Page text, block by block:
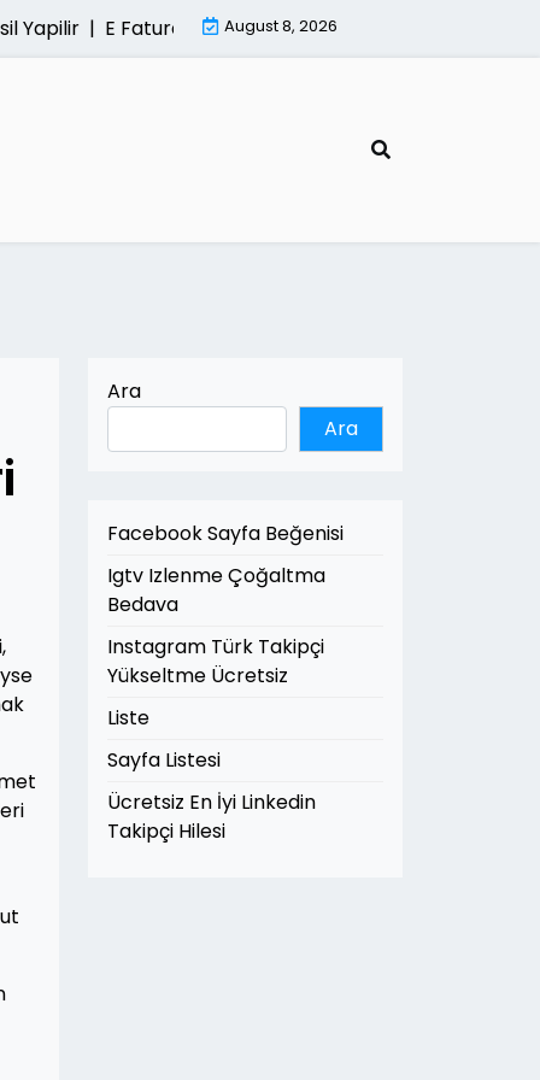
|E Fatura Sisteminde Kesintisiz Hizmetin Onemi |
August 8, 2026
Ara
Ara
Facebook Sayfa Beğenisi
Igtv Izlenme Çoğaltma
Bedava
Instagram Türk Takipçi
Yükseltme Ücretsiz
Liste
Sayfa Listesi
Ücretsiz En İyi Linkedin
Takipçi Hilesi